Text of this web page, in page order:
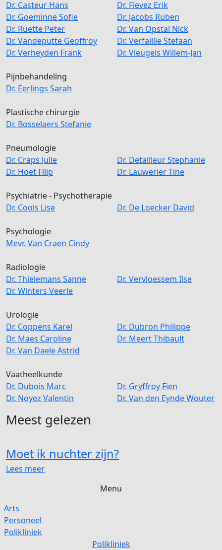
Dr. Casteur Hans Dr. Fievez Erik
Dr. GoeminneSofie Dr. Jacobs Ruben
Dr. Ruette Peter Dr. Van Opstal Nick
Dr. Vandeputte Geoffroy Dr. VerfaillieStefaan
Dr. Verheyden Frank Dr. Vleugels Willem-Jan
Pijnbehandeling
Dr. Eerlings Sarah
Plastische chirurgie
Dr. Bosselaers Stefanie
Pneumologie
Dr. Craps Julie Dr. DetailleurStephanie
Dr. Hoet Filip Dr. LauwerierTine
Psychiatrie - Psychotherapie
Dr. Cools Lise Dr. De Loecker David
Psychologie
Mevr. Van Craen Cindy
Radiologie
Dr. Thielemans Sanne Dr. Vervloessem Ilse
Dr. Winters Veerle
Urologie
Dr. Coppens Karel Dr. Dubron Philippe
Dr. Maes Caroline Dr. MeertThibault
Dr. Van DaeleAstrid
Vaatheelkunde
Dr. Dubois Marc Dr. Gryffroy Fien
Dr. Noyez Valentin Dr. Van den EyndeWouter
Meest gelezen
Moet ik nuchter zijn?
Lees meer
Menu
Arts
Personeel
Polikliniek
Polikliniek